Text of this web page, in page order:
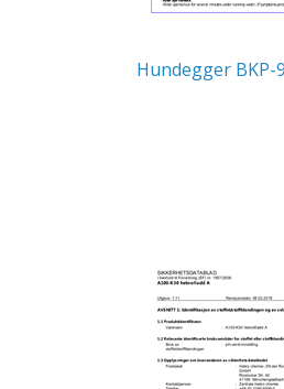
Hundegger BKP-